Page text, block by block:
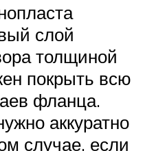
слой
толщиной
покрыть всю
фланца.
аккуратно
случае, если